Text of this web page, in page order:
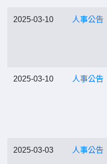
2025-03-10 人事公告
2025-03-10 人事公告
2025-03-03 人事公告